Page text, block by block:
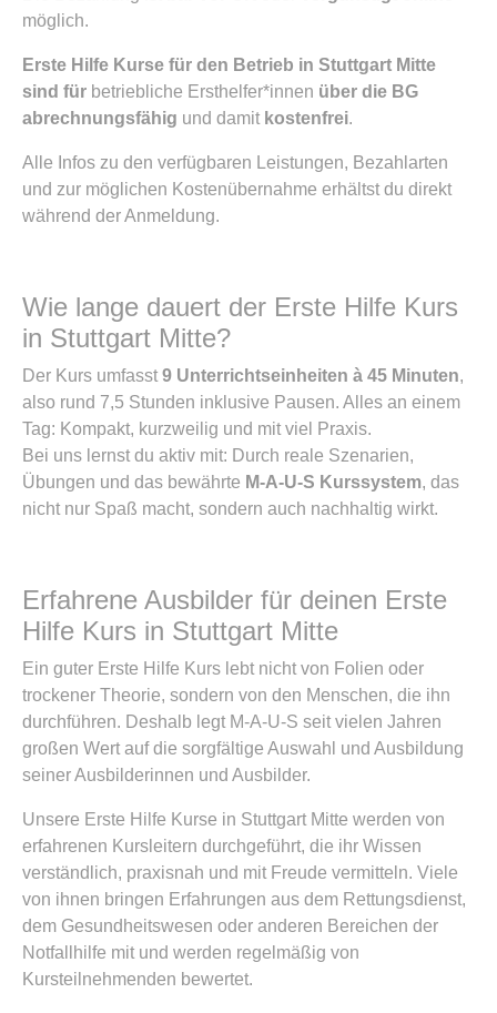
möglich.
Erste Hilfe Kurse für den Betrieb in Stuttgart Mitte
sind für betriebliche Ersthelfer*innen über die BG
abrechnungsfähig und damit kostenfrei.
Alle Infos zu den verfügbaren Leistungen, Bezahlarten
und zur möglichen Kostenübernahme erhältst du direkt
während der Anmeldung.
Wie lange dauert der Erste Hilfe Kurs
in Stuttgart Mitte?
Der Kurs umfasst 9 Unterrichtseinheiten à 45 Minuten,
also rund 7,5 Stunden inklusive Pausen. Alles an einem
Tag: Kompakt, kurzweilig und mit viel Praxis.
Bei uns lernst du aktiv mit: Durch reale Szenarien,
Übungen und das bewährte M-A-U-S Kurssystem, das
nicht nur Spaß macht, sondern auch nachhaltig wirkt.
Erfahrene Ausbilder für deinen Erste
Hilfe Kurs in Stuttgart Mitte
Ein guter Erste Hilfe Kurs lebt nicht von Folien oder
trockener Theorie, sondern von den Menschen, die ihn
durchführen. Deshalb legt M-A-U-S seit vielen Jahren
großen Wert auf die sorgfältige Auswahl und Ausbildung
seiner Ausbilderinnen und Ausbilder.
Unsere Erste Hilfe Kurse in Stuttgart Mitte werden von
erfahrenen Kursleitern durchgeführt, die ihr Wissen
verständlich, praxisnah und mit Freude vermitteln. Viele
von ihnen bringen Erfahrungen aus dem Rettungsdienst,
dem Gesundheitswesen oder anderen Bereichen der
Notfallhilfe mit und werden regelmäßig von
Kursteilnehmenden bewertet.